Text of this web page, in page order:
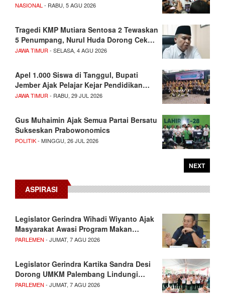
NASIONAL - RABU, 5 AGU 2026
Tragedi KMP Mutiara Sentosa 2 Tewaskan
5 Penumpang, Nurul Huda Dorong Cek…
JAWA TIMUR - SELASA, 4 AGU 2026
Apel 1.000 Siswa di Tanggul, Bupati
Jember Ajak Pelajar Kejar Pendidikan…
JAWA TIMUR - RABU, 29 JUL 2026
Gus Muhaimin Ajak Semua Partai Bersatu
Sukseskan Prabowonomics
POLITIK- MINGGU, 26 JUL 2026
NEXT
ASPIRASI
Legislator Gerindra Wihadi Wiyanto Ajak
Masyarakat Awasi Program Makan…
PARLEMEN - JUMAT, 7 AGU 2026
Legislator Gerindra Kartika Sandra Desi
Dorong UMKM Palembang Lindungi…
PARLEMEN - JUMAT, 7 AGU 2026